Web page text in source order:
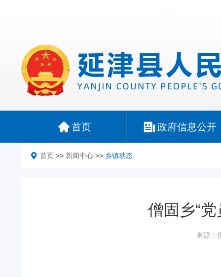
首页 政府信息公开
首页 >> 新闻中心 >> 乡镇动态
僧固乡“
来源：